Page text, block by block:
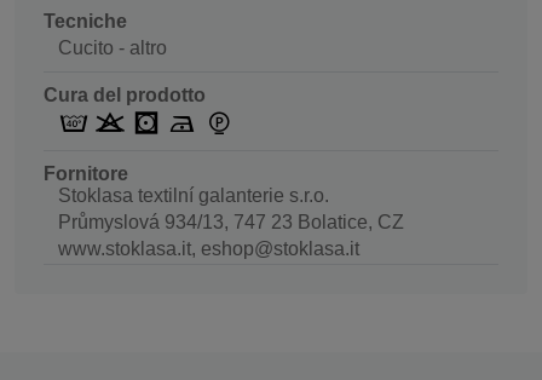
Tecniche
Cucito - altro
Cura del prodotto
Fornitore
Stoklasa textilní galanterie s.r.o.
Průmyslová 934/13, 747 23 Bolatice, CZ
www.stoklasa.it, eshop@stoklasa.it